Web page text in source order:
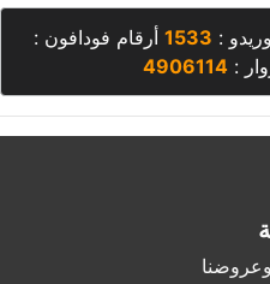
:
1533 أرقام فودافون :
:
4906114